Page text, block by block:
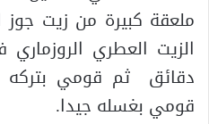
دقائق ثم قومي بتركه
قومي بغسله جيدا.